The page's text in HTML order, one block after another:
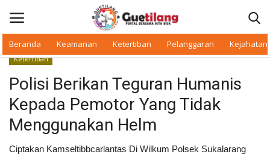
Beranda Keamanan Ketertiban Pelanggaran Kejahatan
Beranda
Ketertiban
Polisi Berikan Teguran Humanis
Kepada Pemotor Yang Tidak
Menggunakan Helm
Ciptakan Kamseltibbcarlantas Di Wilkum Polsek Sukalarang